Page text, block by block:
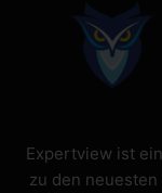
Expertview ist
zu den